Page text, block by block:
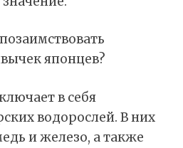
японцев?
в себя
водорослей. В них
и железо, а также